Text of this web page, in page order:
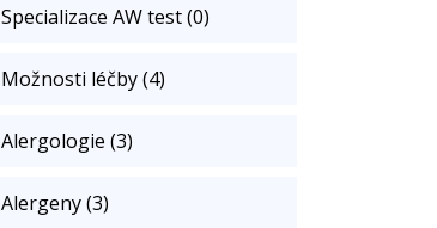
Specializace AW test (0)
Možnosti léčby (4)
Alergologie (3)
Alergeny (3)